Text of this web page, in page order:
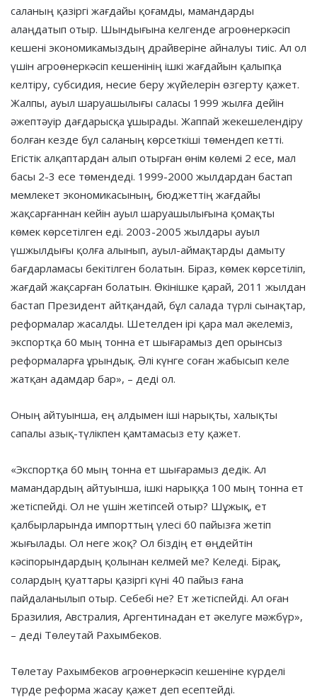
саланың қазіргі жағдайы қоғамды, мамандарды
алаңдатып отыр. Шындығына келгенде агроөнеркәсіп
кешені экономикамыздың драйверіне айналуы тиіс. Ал ол
үшін агроөнеркәсіп кешенінің ішкі жағдайын қалыпқа
келтіру, субсидия, несие беру жүйелерін өзгерту қажет.
Жалпы, ауыл шаруашылығы саласы 1999 жылға дейін
әжептәуір дағдарысқа ұшырады. Жаппай жекешелендіру
болған кезде бұл саланың көрсеткіші төмендеп кетті.
Егістік алқаптардан алып отырған өнім көлемі 2 есе, мал
басы 2-3 есе төмендеді. 1999-2000 жылдардан бастап
мемлекет экономикасының, бюджеттің жағдайы
жақсарғаннан кейін ауыл шаруашылығына қомақты
көмек көрсетілген еді. 2003-2005 жылдары ауыл
үшжылдығы қолға алынып, ауыл-аймақтарды дамыту
бағдарламасы бекітілген болатын. Біраз, көмек көрсетіліп,
жағдай жақсарған болатын. Өкінішке қарай, 2011 жылдан
бастап Президент айтқандай, бұл салада түрлі сынақтар,
реформалар жасалды. Шетелден ірі қара мал әкелеміз,
экспортқа 60 мың тонна ет шығарамыз деп орынсыз
реформаларға ұрындық. Әлі күнге соған жабысып келе
жатқан адамдар бар», – деді ол.
Оның айтуынша, ең алдымен іші нарықты, халықты
сапалы азық-түлікпен қамтамасыз ету қажет.
«Экспортқа 60 мың тонна ет шығарамыз дедік. Ал
мамандардың айтуынша, ішкі нарыққа 100 мың тонна ет
жетіспейді. Ол не үшін жетіпсей отыр? Шұжық, ет
қалбырларында импорттың үлесі 60 пайызға жетіп
жығылады. Ол неге жоқ? Ол біздің ет өңдейтін
кәсіпорындардың қолынан келмей ме? Келеді. Бірақ,
солардың қуаттары қазіргі күні 40 пайыз ғана
пайдаланылып отыр. Себебі не? Ет жетіспейді. Ал оған
Бразилия, Австралия, Аргентинадан ет әкелуге мәжбүр»,
– деді Төлеутай Рахымбеков.
Төлетау Рахымбеков агроөнеркәсіп кешеніне күрделі
түрде реформа жасау қажет деп есептейді.